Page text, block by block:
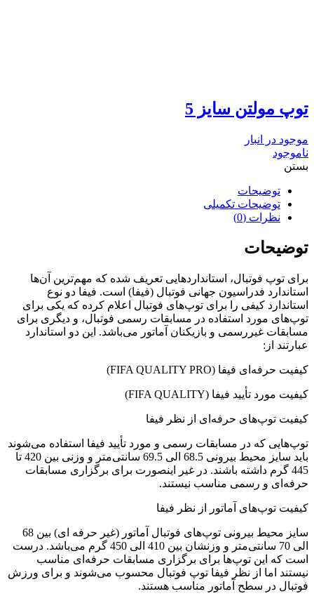
توپ مولتن سایز 5
موجود در انبار
ناموجود
بستن
توضیحات
توضیحات تکمیلی
نظرات (0)
توضیحات
برای توپ فوتبال، استانداردهایی تعریف شده که مهم‌ترین آن‌ها
استاندارد فدراسیون جهانی فوتبال (فیفا) است. فیفا دو نوع
استاندارد کیفی را برای توپ‌های فوتبال اعلام کرده که یکی برای
توپ‌های مورد استفاده در مسابقات رسمی فوتبال، و دیگری برای
مسابقات غیررسمی و بازیکنان آماتور می‌باشد. این دو استاندارد
عبارتند از:
کیفیت حرفه‌ای فیفا (FIFA QUALITY PRO)
کیفیت مورد تأیید فیفا (FIFA QUALITY)
کیفیت توپ‌های حرفه‌ای از نظر فیفا
توپ‌هایی که در مسابقات رسمی و مورد تأیید فیفا استفاده می‌شوند
باید سایز محیط بیرونی 68.5 الی 69.5 سانتی‌متر و وزنی بین 420 تا
445 گرم داشته باشند. در غیر اینصورت برای برگزاری مسابقات
حرفه‌ای و رسمی مناسب نیستند.
کیفیت توپ‌های آماتور از نظر فیفا
سایز محیط بیرونی توپ‌های فوتبال آماتور (غیر حرفه ای) بین 68
الی 70 سانتی‌متر و وزنشان بین 410 الی 450 گرم می‌باشد. درست
است که این توپ‌ها برای برگزاری مسابقات حرفه‌ای مناسب
نیستند اما از نظر فیفا توپ فوتبال محسوب می‌شوند و برای ورزش
فوتبال در سطح آماتور مناسب هستند.